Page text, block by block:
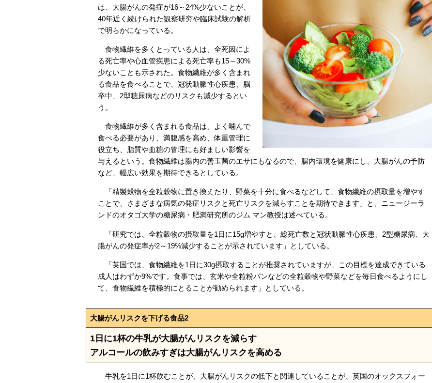
は、大腸がんの発症が16～24%少ないことが、
40年近く続けられた観察研究や臨床試験の解析
で明らかになっている。
食物繊維を多くとっている人は、全死因によ
る死亡率や心血管疾患による死亡率も15～30%
少ないことも示された。食物繊維が多く含まれ
る食品を食べることで、冠状動脈性心疾患、脳
卒中、2型糖尿病などのリスクも減少するとい
う。
食物繊維が多く含まれる食品は、よく噛んで
食べる必要があり、満腹感を高め、体重管理に
役立ち、脂質や血糖の管理にも好ましい影響を
与えるという。食物繊維は腸内の善玉菌のエサにもなるので、腸内環境を健康にし、大腸がんの予防
など、幅広い効果を期待できるとしている。
「精製穀物を全粒穀物に置き換えたり、野菜を十分に食べるなどして、食物繊維の摂取量を増やす
ことで、さまざまな病気の発症リスクと死亡リスクを減らすことを期待できます」と、ニュージーラ
ンドのオタゴ大学の糖尿病・肥満研究所のジム マン教授は述べている。
「研究では、全粒穀物の摂取量を1日に15g増やすと、総死亡数と冠状動脈性心疾患、2型糖尿病、大
腸がんの発症率が2～19%減少することが示されています」としている。
「英国では、食物繊維を1日に30g摂取することが推奨されていますが、この目標を達成できている
成人はわずか9%です。食事では、玄米や全粒粉パンなどの全粒穀物や野菜などを毎日食べるようにし
て、食物繊維を積極的にとることが勧められます」としている。
大腸がんリスクを下げる食品2
1日に1杯の牛乳が大腸がんリスクを減らす
アルコールの飲みすぎは大腸がんリスクを高める
牛乳を1日に1杯飲むことが、大腸がんリスクの低下と関連していることが、英国のオックスフォー